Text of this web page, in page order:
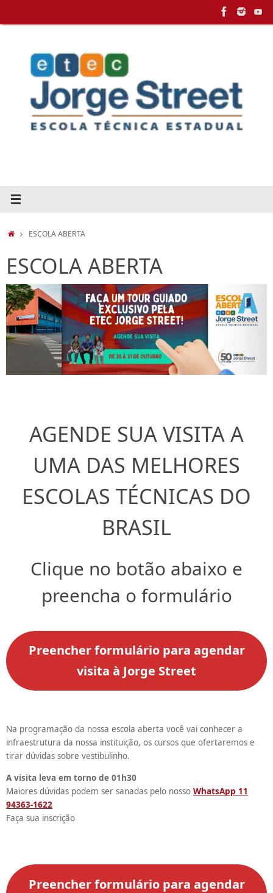
HOMEESCOLA ABERTA
ESCOLA ABERTA
AGENDE SUA VISITA A
UMA DAS MELHORES
ESCOLAS TÉCNICAS DO
BRASIL
Clique no botão abaixo e
preencha o formulário
Preencher formulário para agendar
visita à Jorge Street
Na programação da nossa escola aberta você vai conhecer a
infraestrutura da nossa instituição, os cursos que ofertaremos e
tirar dúvidas sobre vestibulinho.
A visita leva em torno de 01h30
Maiores dúvidas podem ser sanadas pelo nosso WhatsApp 11
94363-1622
Faça sua inscrição
Preencher formulário para agendar